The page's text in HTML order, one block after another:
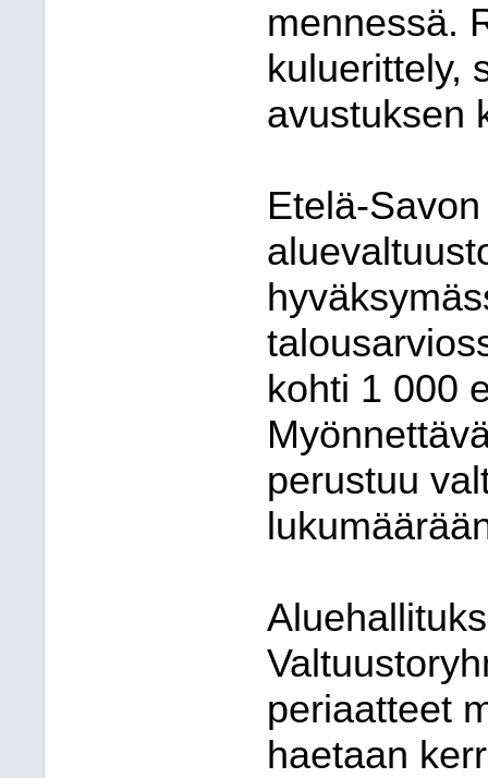
mennessä.
kuluerittely,
avustuksen
Etelä-
kohti 1 000
perustuu
periaatteet
haetaan